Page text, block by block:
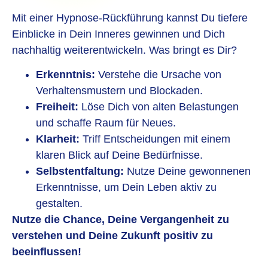
Mit einer Hypnose-Rückführung kannst Du tiefere
Einblicke in Dein Inneres gewinnen und Dich
nachhaltig weiterentwickeln. Was bringt es Dir?
Erkenntnis: Verstehe die Ursache von
Verhaltensmustern und Blockaden.
Freiheit: Löse Dich von alten Belastungen
und schaffe Raum für Neues.
Klarheit: Triff Entscheidungen mit einem
klaren Blick auf Deine Bedürfnisse.
Selbstentfaltung: Nutze Deine gewonnenen
Erkenntnisse, um Dein Leben aktiv zu
gestalten.
Nutze die Chance, Deine Vergangenheit zu
verstehen und Deine Zukunft positiv zu
beeinflussen!